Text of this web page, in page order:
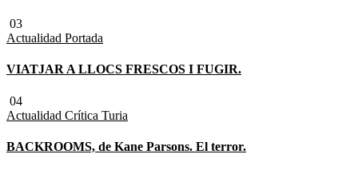
03
Actualidad Portada
VIATJAR A LLOCS FRESCOS I FUGIR.
04
Actualidad Crítica Turia
BACKROOMS, de Kane Parsons. El terror.